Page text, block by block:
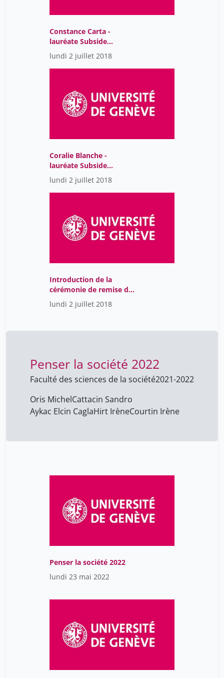
Constance Carta -
lauréate Subside
tremplin 2018-2019
lundi 2 juillet 2018
Coralie Blanche -
lauréate Subside
tremplin 2018-2019
lundi 2 juillet 2018
Introduction de la
cérémonie de remise des
subsides tremplin
lundi 2 juillet 2018
Penser la société 2022
Faculté des sciences de la société2021-2022
Oris MichelCattacin Sandro
Aykac Elcin CaglaHirt IrèneCourtin Irène
Penser la société 2022
lundi 23 mai 2022